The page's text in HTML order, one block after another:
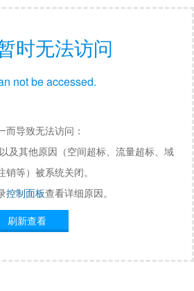
时无法访问
not be accessed.
而导致无法访问：
及其他原因（空间超标、流量超标、域
等）被系统关闭。
控制面板查看详细原因。
刷新查看